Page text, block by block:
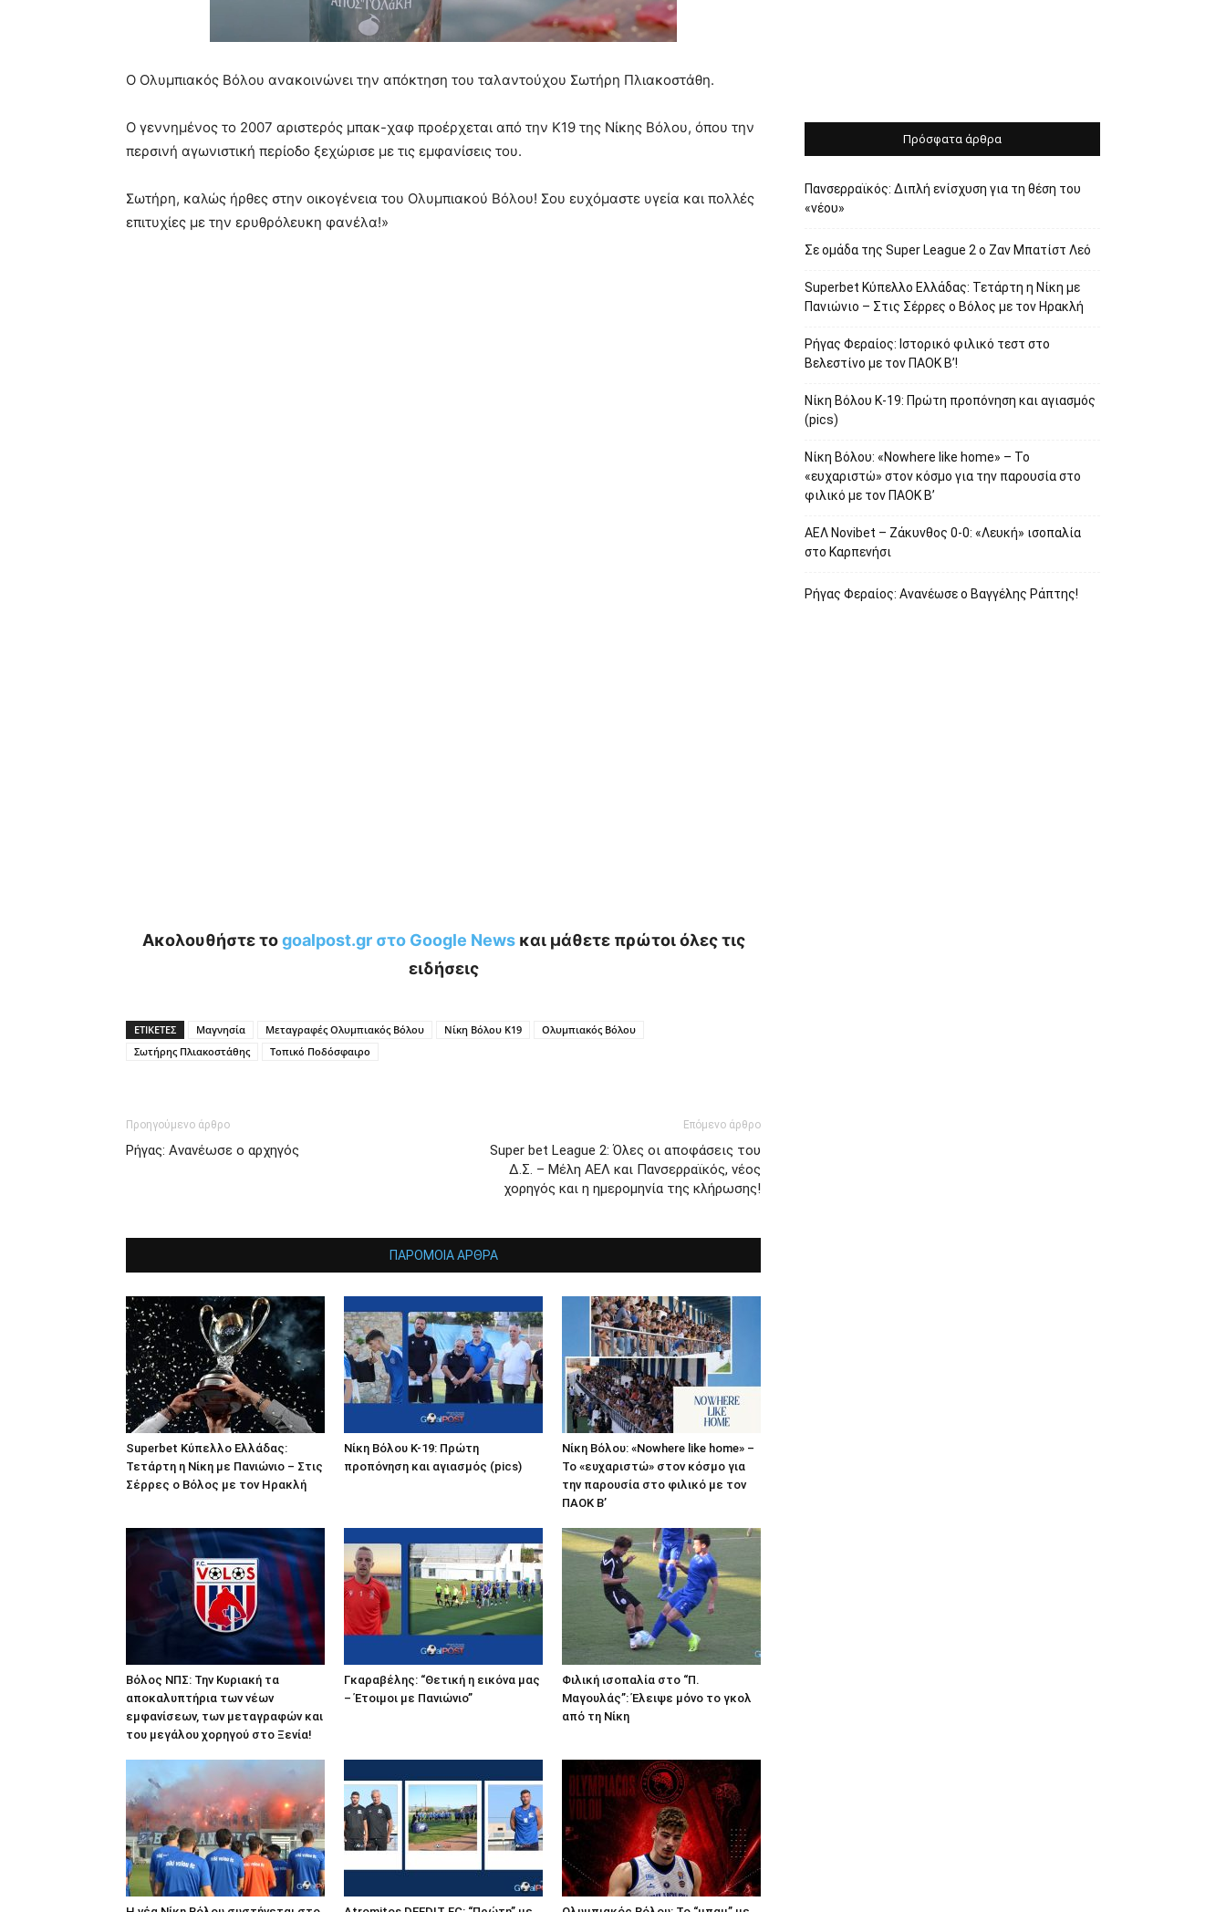
Ο Ολυμπιακός Βόλου ανακοινώνει την απόκτηση του ταλαντούχου Σωτήρη Πλιακοστάθη.
Ο γεννημένος το 2007 αριστερός μπακ-χαφ προέρχεται από την Κ19 της Νίκης Βόλου, όπου την
περσινή αγωνιστική περίοδο ξεχώρισε με τις εμφανίσεις του.
Σωτήρη, καλώς ήρθες στην οικογένεια του Ολυμπιακού Βόλου! Σου ευχόμαστε υγεία και πολλές
επιτυχίες με την ερυθρόλευκη φανέλα!»
Ακολουθήστε τοgoalpost.gr στο Google Newsκαι μάθετε πρώτοι όλες τις
ειδήσεις
ΕΤΙΚΕΤΕΣ Μαγνησία Μεταγραφές Ολυμπιακός Βόλου Νίκη Βόλου Κ19
Ολυμπιακός Βόλου
Σωτήρης Πλιακοστάθης
Τοπικό Ποδόσφαιρο
Προηγούμενο άρθρο
Ρήγας: Ανανέωσε ο αρχηγός
Επόμενο άρθρο
Super bet League 2: Όλες οι αποφάσεις του
Δ.Σ. – Μέλη ΑΕΛ και Πανσερραϊκός, νέος
χορηγός και η ημερομηνία της κλήρωσης!
ΠΑΡΟΜΟΙΑ ΑΡΘΡΑ
Superbet Κύπελλο Ελλάδας:
Τετάρτη η Νίκη με Πανιώνιο – Στις
Σέρρες ο Βόλος με τον Ηρακλή
Νίκη Βόλου Κ-19: Πρώτη
προπόνηση και αγιασμός (pics)
Νίκη Βόλου: «Nowhere like home» –
Το «ευχαριστώ» στον κόσμο για
την παρουσία στο φιλικό με τον
ΠΑΟΚ Β’
Βόλος ΝΠΣ: Την Κυριακή τα
αποκαλυπτήρια των νέων
εμφανίσεων, των μεταγραφών και
του μεγάλου χορηγού στο Ξενία!
Γκαραβέλης: “Θετική η εικόνα μας
– Έτοιμοι με Πανιώνιο”
Φιλική ισοπαλία στο “Π.
Μαγουλάς”: Έλειψε μόνο το γκολ
από τη Νίκη
Πρόσφατα άρθρα
Πανσερραϊκός: Διπλή ενίσχυση για τη θέση του
«νέου»
Σε ομάδα της Super League 2 o Ζαν Μπατίστ Λεό
Superbet Κύπελλο Ελλάδας: Τετάρτη η Νίκη με
Πανιώνιο – Στις Σέρρες ο Βόλος με τον Ηρακλή
Ρήγας Φεραίος: Ιστορικό φιλικό τεστ στο
Βελεστίνο με τον ΠΑΟΚ Β’!
Νίκη Βόλου Κ-19: Πρώτη προπόνηση και αγιασμός
(pics)
Νίκη Βόλου: «Nowhere like home» – Το
«ευχαριστώ» στον κόσμο για την παρουσία στο
φιλικό με τον ΠΑΟΚ Β’
ΑΕΛ Novibet – Ζάκυνθος 0-0: «Λευκή» ισοπαλία
στο Καρπενήσι
Ρήγας Φεραίος: Ανανέωσε ο Βαγγέλης Ράπτης!